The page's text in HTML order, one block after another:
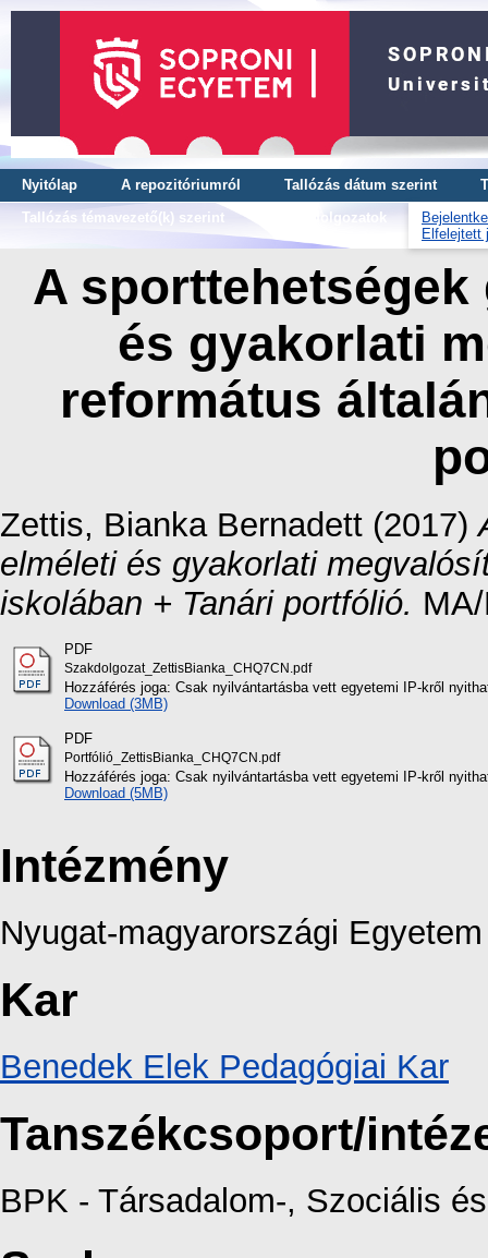
Nyitólap A repozitóriumról Tallózás dátum szerint
Tallózás témavezető(k) szerint
OTDK dolgozatok
Elfelejtett
A
és gyakorlati
református
Zettis, Bianka Bernadett (2017)
elméleti és gyakorlati
iskolában + Tanári portfólió.
PDF
Szakdolgozat_ZettisBianka_CHQ7CN.pdf
Hozzáférés joga: Csak nyilvántartásba vett egyetemi IP-kről
Download (3MB)
PDF
Portfólió_ZettisBianka_CHQ7CN.pdf
Hozzáférés joga: Csak nyilvántartásba vett egyetemi IP-kről
Download (5MB)
Intézmény
Nyugat-magyarországi Egyetem
Kar
Benedek Elek Pedagógiai Kar
Tanszékcsoport/
BPK - Társadalom-, Szociális